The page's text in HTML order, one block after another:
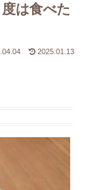
は食べた
2025.01.13